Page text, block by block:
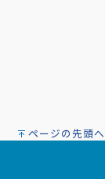
ページの先頭へ